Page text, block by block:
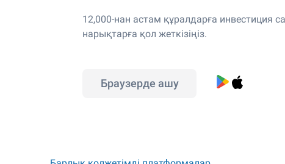
12,000-нан астам құралдарға инвестиция
нарықтарға қол жеткізіңіз.
Браузерде ашу